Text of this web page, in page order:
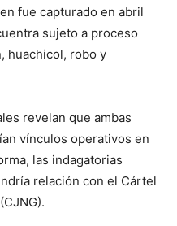
fue capturado en abril
sujeto a proceso
huachicol, robo y
revelan que ambas
vínculos operativos en
las indagatorias
relación con el Cártel